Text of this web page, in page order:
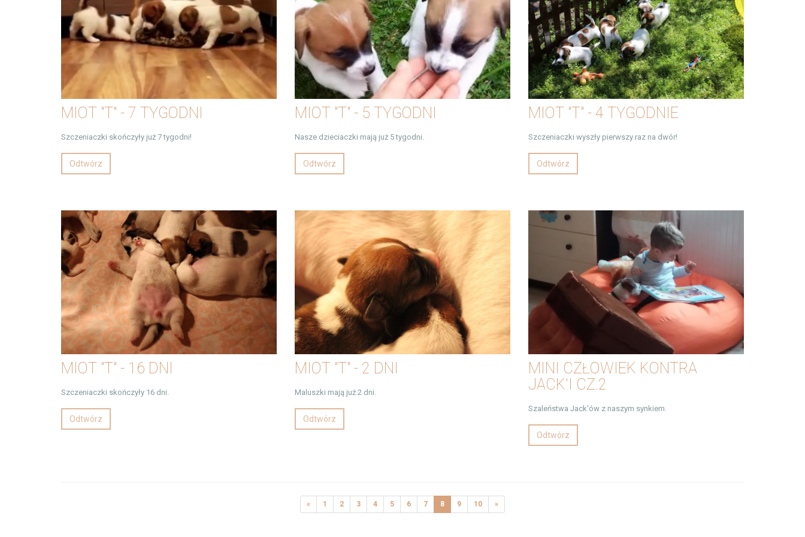
MIOT "T" - 7 TYGODNI
Szczeniaczki skończyły już 7 tygodni!
Odtwórz
MIOT "T" - 5 TYGODNI
Nasze dzieciaczki mają już 5 tygodni.
Odtwórz
MIOT "T" - 4 TYGODNIE
Szczeniaczki wyszły pierwszy raz na dwór!
Odtwórz
MIOT "T" - 16 DNI
Szczeniaczki skończyły 16 dni.
Odtwórz
MIOT "T" - 2 DNI
Maluszki mają już 2 dni.
Odtwórz
MINI CZŁOWIEK KONTRA
JACK'I CZ.2
Szaleństwa Jack'ów z naszym synkiem.
Odtwórz
« 1 2 3 4 5 6 7 8 9 10 »